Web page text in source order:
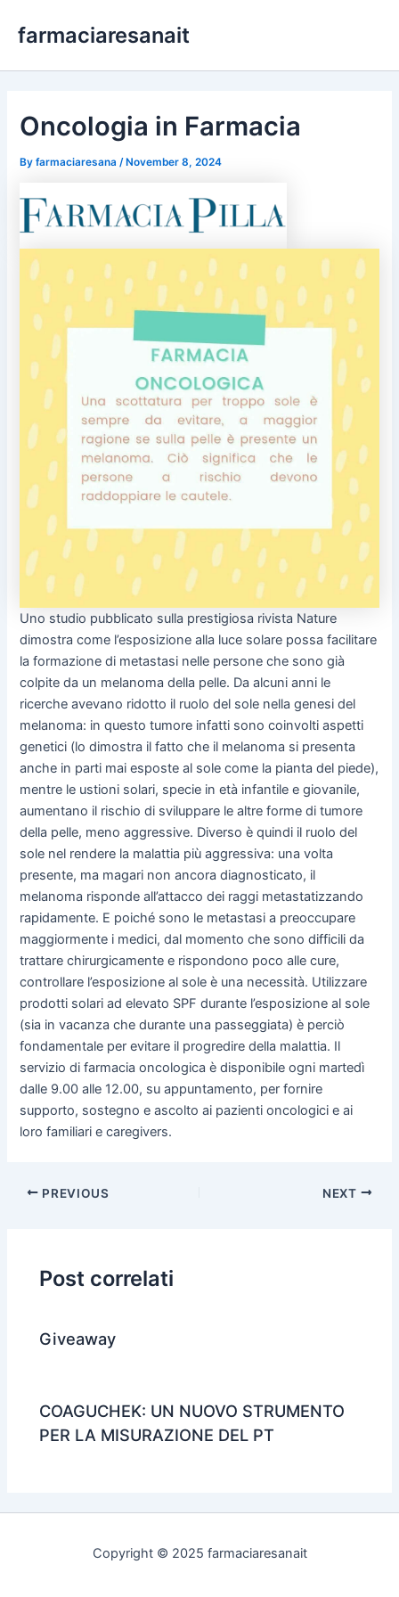
farmaciaresanait
Oncologia in Farmacia
Byfarmaciaresana /November 8, 2024
Uno studio pubblicato sulla prestigiosa rivista Nature
dimostra come l’esposizione alla luce solare possa facilitare
la formazione di metastasi nelle persone che sono già
colpite da un melanoma della pelle. Da alcuni anni le
ricerche avevano ridotto il ruolo del sole nella genesi del
melanoma: in questo tumore infatti sono coinvolti aspetti
genetici (lo dimostra il fatto che il melanoma si presenta
anche in parti mai esposte al sole come la pianta del piede),
mentre le ustioni solari, specie in età infantile e giovanile,
aumentano il rischio di sviluppare le altre forme di tumore
della pelle, meno aggressive. Diverso è quindi il ruolo del
sole nel rendere la malattia più aggressiva: una volta
presente, ma magari non ancora diagnosticato, il
melanoma risponde all’attacco dei raggi metastatizzando
rapidamente. E poiché sono le metastasi a preoccupare
maggiormente i medici, dal momento che sono difficili da
trattare chirurgicamente e rispondono poco alle cure,
controllare l’esposizione al sole è una necessità. Utilizzare
prodotti solari ad elevato SPF durante l’esposizione al sole
(sia in vacanza che durante una passeggiata) è perciò
fondamentale per evitare il progredire della malattia. Il
servizio di farmacia oncologica è disponibile ogni martedì
dalle 9.00 alle 12.00, su appuntamento, per fornire
supporto, sostegno e ascolto ai pazienti oncologici e ai
loro familiari e caregivers.
PREVIOUS NEXT
Post correlati
Giveaway
COAGUCHEK: UN NUOVO STRUMENTO
PER LA MISURAZIONE DEL PT
Copyright © 2025 farmaciaresanait